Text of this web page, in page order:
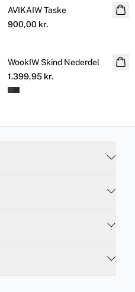
NYHED
AVIKAIW Taske
900,00 kr.
WookIW Skind Nederdel
1.399,95 kr.